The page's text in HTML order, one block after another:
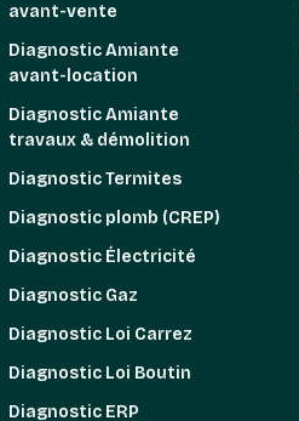
avant-vente
Diagnostic Amiante
avant-location
Diagnostic Amiante
travaux & démolition
Diagnostic Termites
Diagnostic plomb (CREP)
Diagnostic Électricité
Diagnostic Gaz
Diagnostic Loi Carrez
Diagnostic Loi Boutin
Diagnostic ERP